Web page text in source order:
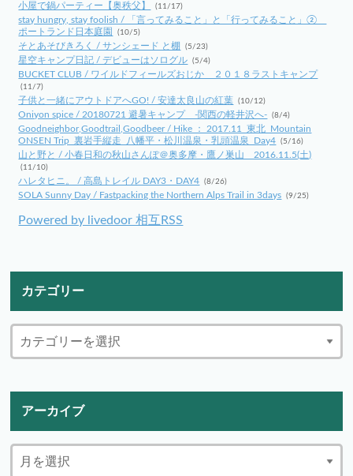
小屋で鍋パーティー【奥秩父】
(11/17)
stay hungry, stay foolish / 「言ってみること」と「行ってみること」②
ポートランド日本庭園
(10/5)
そとあそびきろく / サンシェード と棚 (5/23)
星空キャンプ日記 / デビューはソログル (5/4)
BUCKET CLUB / ワイルドフィールズおじか ２０１８ラストキャンプ
(11/7)
子供と一緒にアウトドアへGO! / 安達太良山の紅葉 (10/12)
Oniyon spice / 20180721 避暑キャンプ -関西の軽井沢へ- (8/4)
Goodneighbor,Goodtrail,Goodbeer / Hike ： 2017.11_東北_Mountain
ONSEN Trip_裏岩手縦走_八幡平・松川温泉・乳頭温泉_Day4 (5/16)
山と野と / 小春日和の秋山さんぽ＠奥多摩・鷹ノ巣山 2016.11.5(土)
(11/10)
ハレタヒニ。 / 高島トレイル DAY3・DAY4 (8/26)
SOLA Sunny Day / Fastpacking the Northern Alps Trail in 3days (9/25)
Powered by livedoor 相互RSS
カテゴリー
アーカイブ